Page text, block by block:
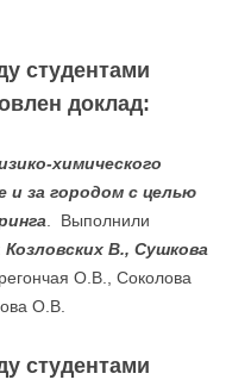
студентами
доклад:
химического
и за городом с целью
. Выполнили
Козловских В., Сушкова
О.В., Соколова
О.В.
студентами